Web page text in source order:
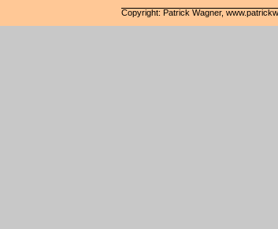
Copyright: Patrick Wagner,